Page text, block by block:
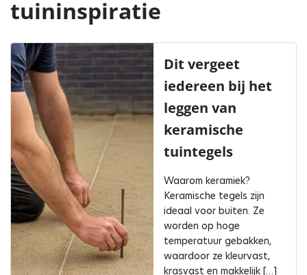
tuininspiratie
Dit vergeet
iedereen bij het
leggen van
keramische
tuintegels
Waarom keramiek?
Keramische tegels zijn
ideaal voor buiten. Ze
worden op hoge
temperatuur gebakken,
waardoor ze kleurvast,
krasvast en makkelijk […]